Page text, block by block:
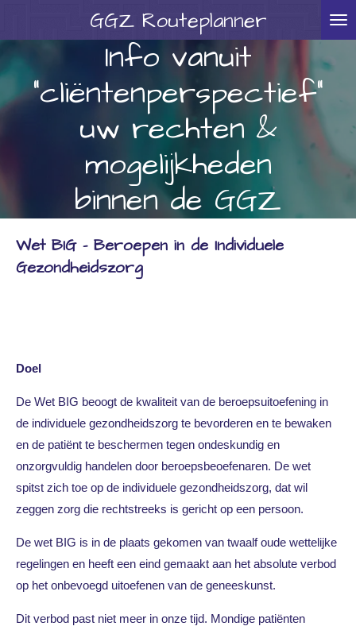
direct
hoofdinhoud
GGZRouteplanner
Info vanuit
"cliëntenperspectief"
uw rechten &
mogelijkheden
binnen de GGZ
Wet BIG - Beroepen in de Individuele
Gezondheidszorg
Doel
De Wet BIG beoogt de kwaliteit van de beroepsuitoefening in
de individuele gezondheidszorg te bevorderen en te bewaken
en de patiënt te beschermen tegen ondeskundig en
onzorgvuldig handelen door beroepsbeoefenaren. De wet
spitst zich toe op de individuele gezondheidszorg, dat wil
zeggen zorg die rechtstreeks is gericht op een persoon.
De wet BIG is in de plaats gekomen van twaalf oude wettelijke
regelingen en heeft een eind gemaakt aan het absolute verbod
op het onbevoegd uitoefenen van de geneeskunst.
Dit verbod past niet meer in onze tijd. Mondige patiënten